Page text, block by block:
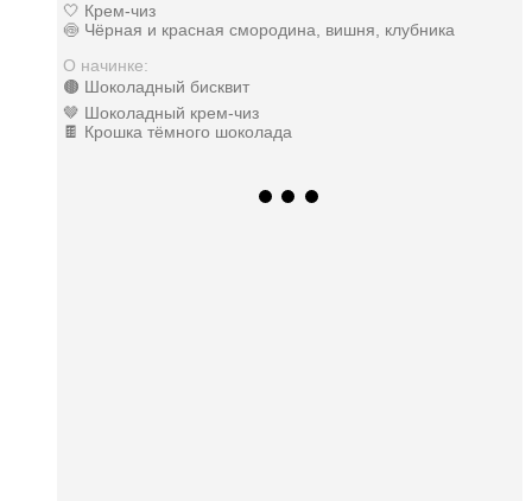
🤍 Крем-чиз
🍥 Чёрная и красная смородина, вишня, клубника
О начинке:
🟤 Шоколадный бисквит
🤎 Шоколадный крем-чиз
🍫 Крошка тёмного шоколада